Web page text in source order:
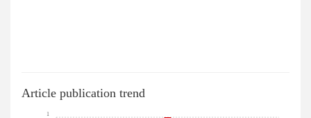
Article publication trend
1